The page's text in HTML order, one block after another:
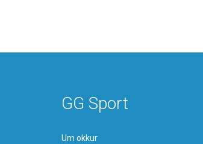
GG Sport
Um okkur